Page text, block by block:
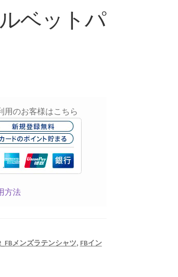
ベットパ
用のお客様はこちら
方法
メンズラテンシャツ, FBイン